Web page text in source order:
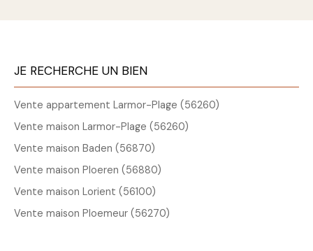
JE RECHERCHE UN BIEN
Vente appartement Larmor-Plage (56260)
Vente maison Larmor-Plage (56260)
Vente maison Baden (56870)
Vente maison Ploeren (56880)
Vente maison Lorient (56100)
Vente maison Ploemeur (56270)